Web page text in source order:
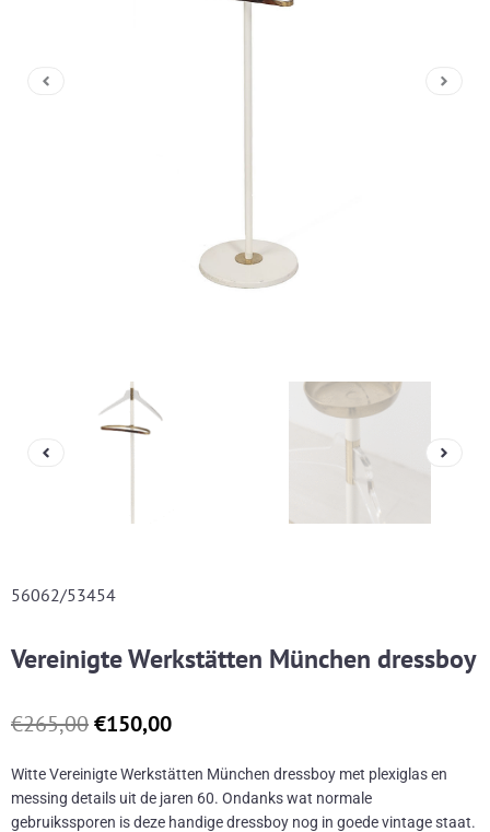
56062/53454
Vereinigte Werkstätten München dressboy
€265,00Oorspronkelijke
was:
€265,00.
€150,00Huidige
is:
€150,00.
Witte Vereinigte Werkstätten München dressboy met plexiglas en
messing details uit de jaren 60. Ondanks wat normale
gebruikssporen is deze handige dressboy nog in goede vintage staat.